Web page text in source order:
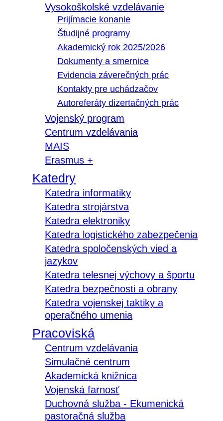
Vysokoškolské vzdelávanie
Prijímacie konanie
Študijné programy
Akademický rok 2025/2026
Dokumenty a smernice
Evidencia záverečných prác
Kontakty pre uchádzačov
Autoreferáty dizertačných prác
Vojenský program
Centrum vzdelávania
MAIS
Erasmus +
Katedry
Katedra informatiky
Katedra strojárstva
Katedra elektroniky
Katedra logistického zabezpečenia
Katedra spoločenských vied a
jazykov
Katedra telesnej výchovy a športu
Katedra bezpečnosti a obrany
Katedra vojenskej taktiky a
operačného umenia
Pracoviská
Centrum vzdelávania
Simulačné centrum
Akademická knižnica
Vojenská farnosť
Duchovná služba - Ekumenická
pastoračná služba